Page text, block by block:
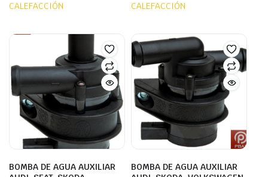
CALEFACCIÓN
CALEFACCIÓN
BOMBA DE AGUA AUXILIAR
BOMBA DE AGUA AUXILIAR